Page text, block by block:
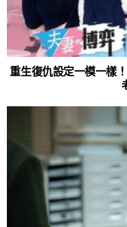
重生復仇設定一模一樣